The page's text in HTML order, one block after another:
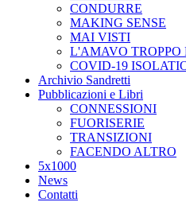
CONDURRE
MAKING SENSE
MAI VISTI
L'AMAVO TROPPO
COVID-19
Archivio Sandretti
Pubblicazioni e Libri
CONNESSIONI
FUORISERIE
TRANSIZIONI
FACENDO ALTRO
5x1000
News
Contatti